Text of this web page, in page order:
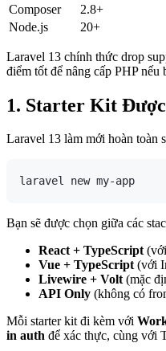
Composer
2.8+
Node.js
20+
Laravel 13 chính thức drop
điểm tốt để nâng cấp PHP nếu
1. Starter Kit
Laravel 13 làm mới hoàn toàn
Bạn sẽ được chọn giữa các
React + TypeScript(với
Vue + TypeScript(với
Livewire + Volt(mặc
API Only (không có
Mỗi starter kit đi kèm với
in auth để xác thực, cùng với